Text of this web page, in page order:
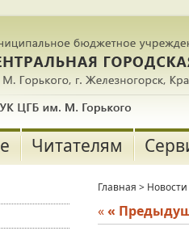
Читателям
Главная > Новости
««